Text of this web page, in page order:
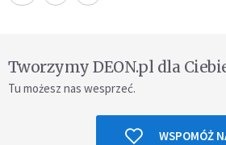
Tworzymy DEON.pl dla
Tu możesz nas wesprzeć.
WSPOMÓŻ